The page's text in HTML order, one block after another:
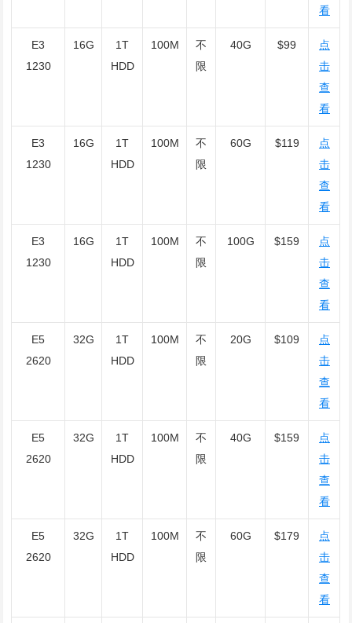
看
E3
1230
16G
1T
HDD
100M
不
限
40G $99
点
击
查
看
E3
1230
16G
1T
HDD
100M
不
限
60G $119
点
击
查
看
E3
1230
16G
1T
HDD
100M
不
限
100G $159
点
击
查
看
E5
2620
32G
1T
HDD
100M
不
限
20G $109
点
击
查
看
E5
2620
32G
1T
HDD
100M
不
限
40G $159
点
击
查
看
E5
2620
32G
1T
HDD
100M
不
限
60G $179
点
击
查
看